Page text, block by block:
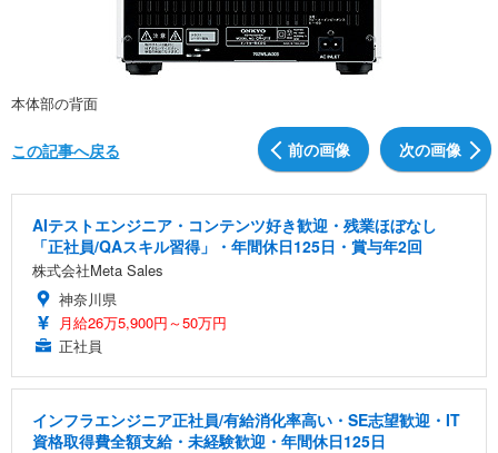
本体部の背面
前の画像 次の画像
この記事へ戻る
AIテストエンジニア・コンテンツ好き歓迎・残業ほぼなし
「正社員/QAスキル習得」・年間休日125日・賞与年2回
株式会社Meta Sales
神奈川県
月給26万5,900円～50万円
正社員
インフラエンジニア正社員/有給消化率高い・SE志望歓迎・IT
資格取得費全額支給・未経験歓迎・年間休日125日